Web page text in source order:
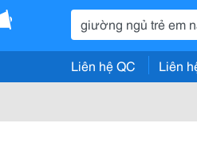
Liên hệ QC Liên